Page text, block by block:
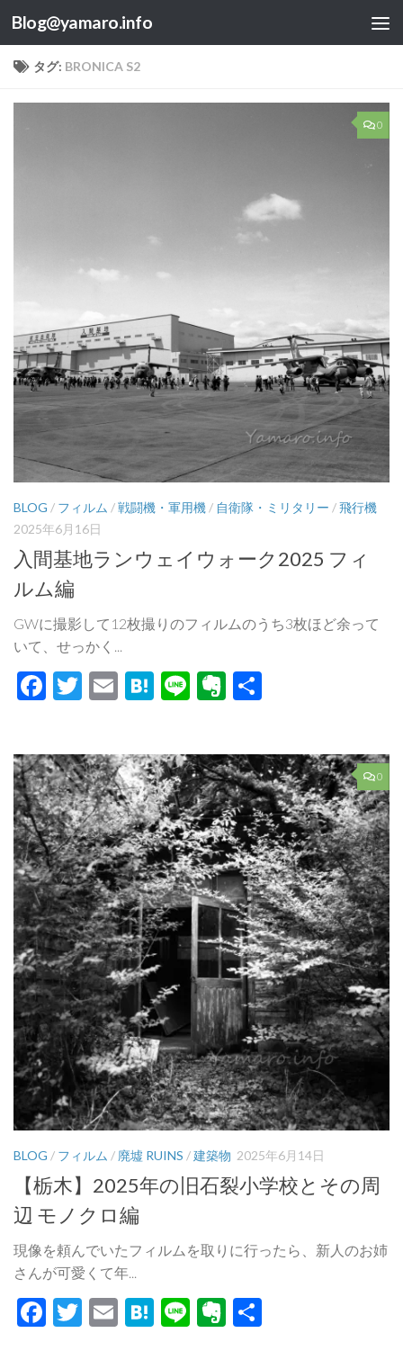
コンテンツへスキップ
Blog@yamaro.info
タグ: BRONICA S2
0
BLOG / フィルム /戦闘機・軍用機 / 自衛隊・ミリタリー /飛行機
2025年6月16日
入間基地ランウェイウォーク2025 フィ
ルム編
GWに撮影して12枚撮りのフィルムのうち3枚ほど余って
いて、せっかく...
Facebook
Twitter
EmailHatena
LineEvernote
0
BLOG / フィルム / 廃墟 RUINS /建築物 2025年6月14日
【栃木】2025年の旧石裂小学校とその周
辺 モノクロ編
現像を頼んでいたフィルムを取りに行ったら、新人のお姉
さんが可愛くて年...
Facebook
Twitter
EmailHatena
LineEvernote